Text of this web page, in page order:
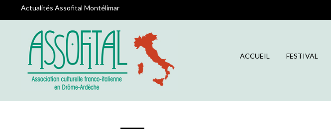
Actualités Assofital Montélimar
ACCUEIL FESTIVAL